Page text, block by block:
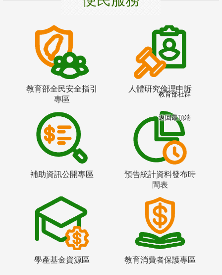
教育部全民安全指引
專區
人體研究倫理申訴
補助資訊公開專區
預告統計資料發布時
間表
學產基金資源區 教育消費者保護專區
教育部社群
返回最頂端